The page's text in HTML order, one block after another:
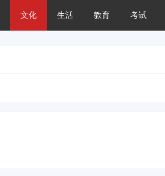
文化 生活 教育 考试